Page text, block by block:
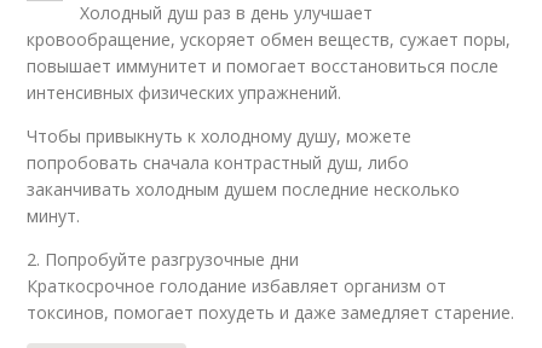
Холодный душ раз в день улучшает
кровообращение, ускоряет обмен веществ, сужает поры,
повышает иммунитет и помогает восстановиться после
интенсивных физических упражнений.
Чтобы привыкнуть к холодному душу, можете
попробовать сначала контрастный душ, либо
заканчивать холодным душем последние несколько
минут.
2. Попробуйте разгрузочные дни
Краткосрочное голодание избавляет организм от
токсинов, помогает похудеть и даже замедляет старение.